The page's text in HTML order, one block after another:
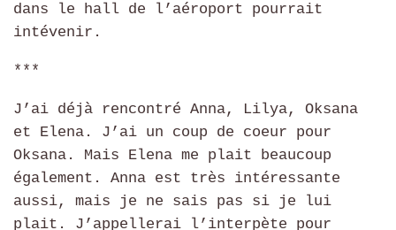
dans le hall de l’aéroport pourrait
intévenir.
***
J’ai déjà rencontré Anna, Lilya, Oksana
et Elena. J’ai un coup de coeur pour
Oksana. Mais Elena me plait beaucoup
également. Anna est très intéressante
aussi, mais je ne sais pas si je lui
plait. J’appellerai l’interpète pour